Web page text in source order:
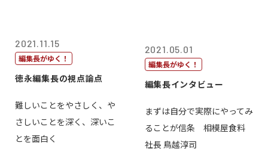
2021.11.15
編集長がゆく！
徳永編集長の視点論点
難しいことをやさしく、や
さしいことを深く、深いこ
とを面白く
2021.05.01
編集長がゆく！
編集長インタビュー
まずは自分で実際にやってみ
ることが信条 相模屋食料
社長 鳥越淳司